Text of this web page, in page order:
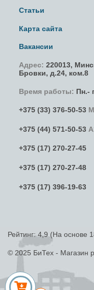
Статьи
Карта сайта
Вакансии
Адрес: 220013,
Бровки, д.24, ком.8
Время работы: Пн.-
+375 (33) 376-50-53
+375 (44) 571-50-53
+375 (17) 270-27-45
+375 (17) 270-27-48
+375 (17) 396-19-63
Рейтинг: 4,9 (На основе
© 2025 БиТех - Магазин